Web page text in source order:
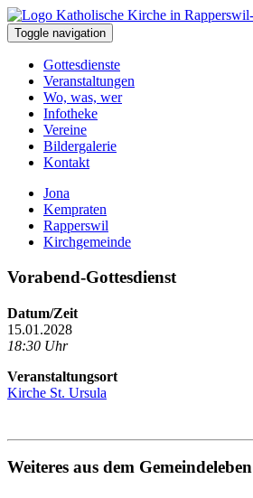
Toggle navigation
Gottesdienste
Veranstaltungen
Wo, was, wer
Infotheke
Vereine
Bildergalerie
Kontakt
Jona
Kempraten
Rapperswil
Kirchgemeinde
Vorabend-Gottesdienst
Datum/Zeit
15.01.2028
18:30 Uhr
Veranstaltungsort
Kirche St. Ursula
Weiteres aus dem Gemeindeleben